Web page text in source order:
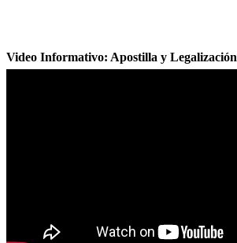
Video Informativo: Apostilla y Legalización